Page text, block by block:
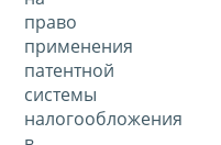
право
применения
патентной
системы
налогообложения